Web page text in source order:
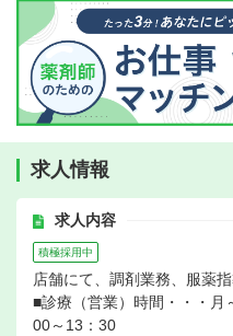
求人情報
求人内容
積極採用中
店舗にて、調剤業務、服薬
■診療（営業）時間・・・月
00～13：30